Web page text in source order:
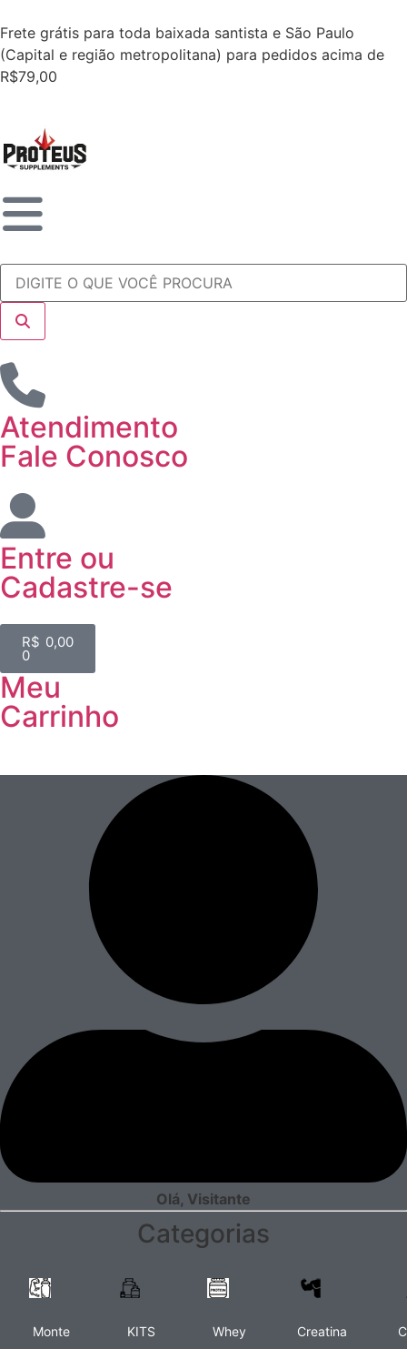
Frete grátis para toda baixada santista e São Paulo
(Capital e região metropolitana) para pedidos acima de
R$79,00
Atendimento
Fale Conosco
Entre ou
Cadastre-se
R$ 0,00
0
Meu
Carrinho
Olá, Visitante
Categorias
Monte KITS Whey Creatina